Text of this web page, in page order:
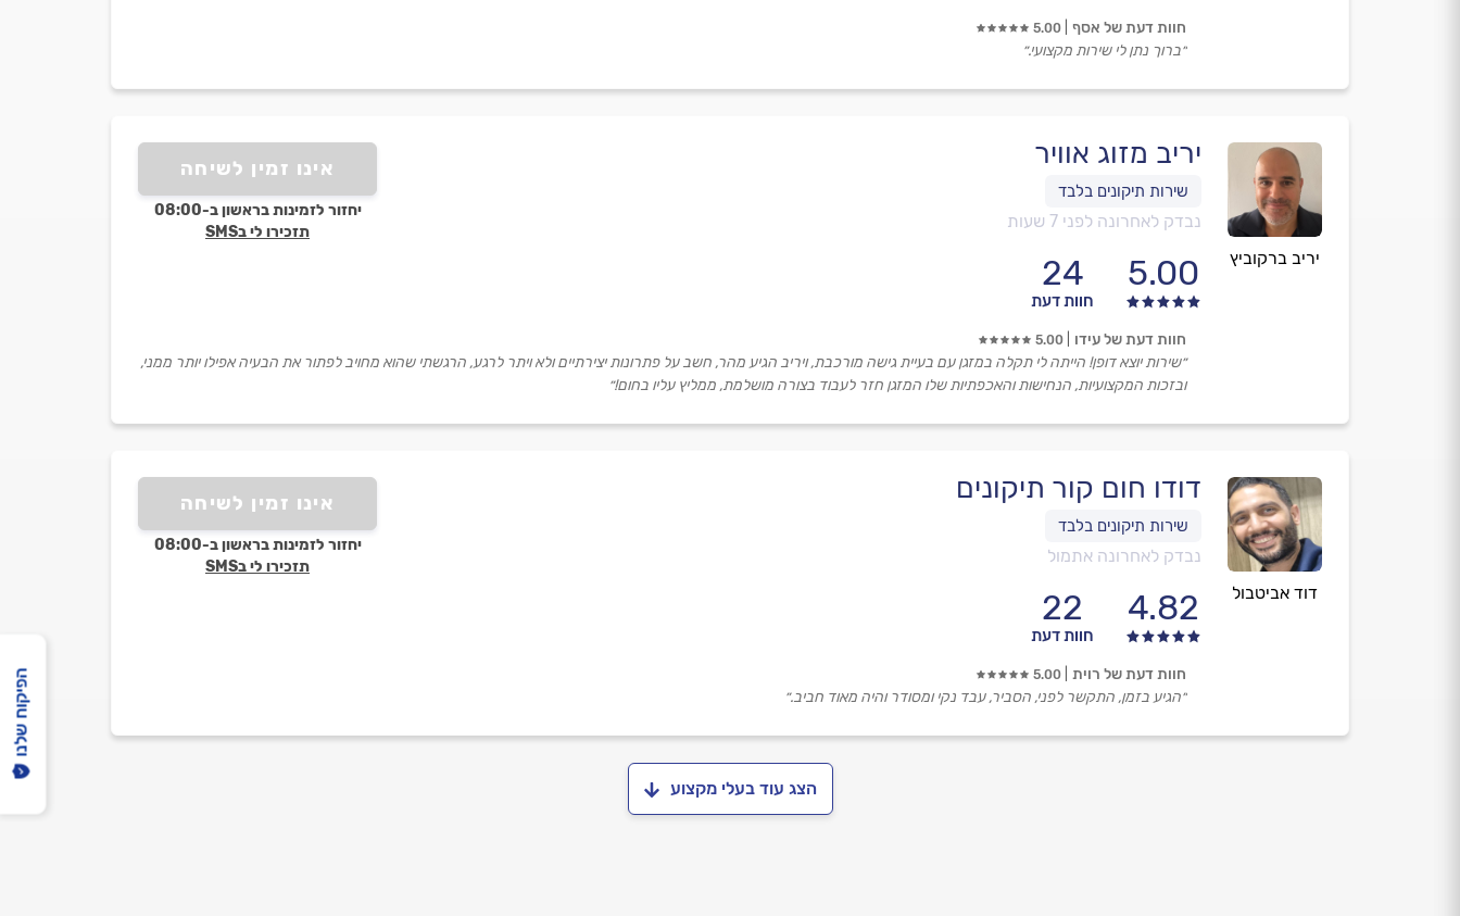
חוות דעת של אסף 5.00
״ברוך נתן לי שירות מקצועי.״
יריב ברקוביץ
יריב מזוג אוויר
נבדק לאחרונה לפני 7 שעות
5.00
24
חוות דעת
אינו זמין לשיחה
יחזור לזמינות בראשון ב-08:00
תזכירו לי בSMS
חוות דעת של עידו 5.00
״שירות יוצא דופן! הייתה לי תקלה במזגן עם בעיית גישה מורכבת, ויריב הגיע מהר, חשב על פתרונות יצירתיים ולא ויתר לרגע, הרגשתי שהוא מחויב לפתור את הבעיה אפילו יותר ממני,
ובזכות המקצועיות, הנחישות והאכפתיות שלו המזגן חזר לעבוד בצורה מושלמת, ממליץ עליו בחום!״
דוד אביטבול
דודו חום קור תיקונים
נבדק לאחרונה אתמול
4.82
22
חוות דעת
אינו זמין לשיחה
יחזור לזמינות בראשון ב-08:00
תזכירו לי בSMS
חוות דעת של רוית 5.00
״הגיע בזמן, התקשר לפני, הסביר, עבד נקי ומסודר והיה מאוד חביב.״
הצג עוד בעלי מקצוע
הפיקוח שלנו